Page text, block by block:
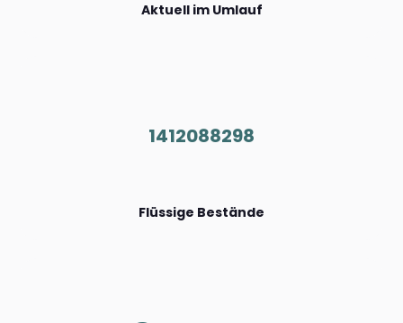
Aktuell im Umlauf
1412088298
Flüssige Bestände